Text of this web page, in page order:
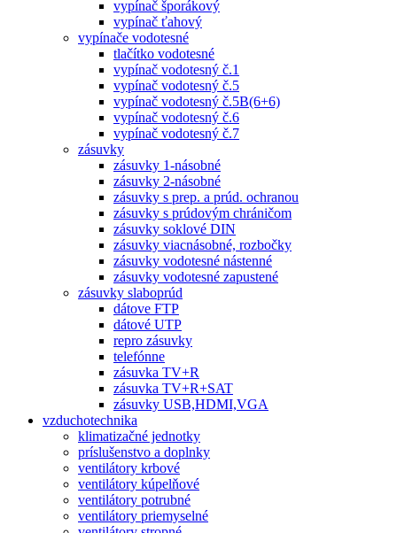
vypínač šporákový
vypínač ťahový
vypínače vodotesné
tlačítko vodotesné
vypínač vodotesný č.1
vypínač vodotesný č.5
vypínač vodotesný č.5B(6+6)
vypínač vodotesný č.6
vypínač vodotesný č.7
zásuvky
zásuvky 1-násobné
zásuvky 2-násobné
zásuvky s prep. a prúd. ochranou
zásuvky s prúdovým chráničom
zásuvky soklové DIN
zásuvky viacnásobné, rozbočky
zásuvky vodotesné nástenné
zásuvky vodotesné zapustené
zásuvky slaboprúd
dátove FTP
dátové UTP
repro zásuvky
telefónne
zásuvka TV+R
zásuvka TV+R+SAT
zásuvky USB,HDMI,VGA
vzduchotechnika
klimatizačné jednotky
príslušenstvo a doplnky
ventilátory krbové
ventilátory kúpelňové
ventilátory potrubné
ventilátory priemyselné